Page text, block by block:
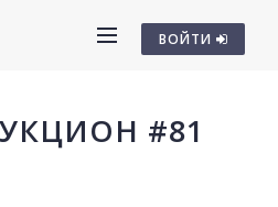
ВОЙТИ
#81